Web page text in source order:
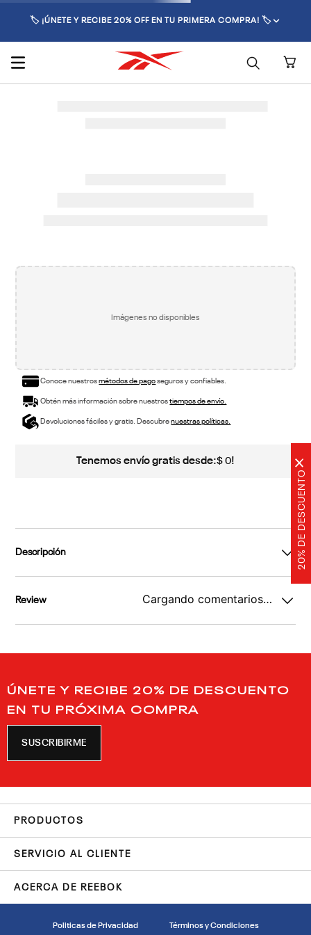
20% DE DESCUENTO
×
🏷️ ¡ÚNETE Y RECIBE 20% OFF EN TU PRIMERA COMPRA! 🏷️
Imágenes no disponibles
Conoce nuestrosmétodos de pagoseguros y confiables.
Obtén más información sobre nuestrostiempos de envío.
Devoluciones fáciles y gratis. Descubrenuestras políticas.
Tenemos envío gratis desde:$ 0!
Descripción
Review Cargando comentarios…
ÚNETE Y RECIBE 20% DE DESCUENTO
EN TU PRÓXIMA COMPRA
SUSCRIBIRME
PRODUCTOS
SERVICIO AL CLIENTE
ACERCA DE REEBOK
Politicas de Privacidad Términos y Condiciones